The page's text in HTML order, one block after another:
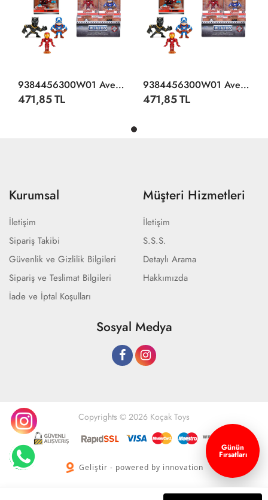
9384456300W01 Avengers Single Pack Figures 2 5 4-Sort
471,85 TL
9384456300W01 Avengers Single Pack Figures 2 5 4-Sort
471,85 TL
Kurumsal
İletişim
Sipariş Takibi
Güvenlik ve Gizlilik Bilgileri
Sipariş ve Teslimat Bilgileri
İade ve İptal Koşulları
Müşteri Hizmetleri
İletişim
S.S.S.
Detaylı Arama
Hakkımızda
Sosyal Medya
Copyrights © 2026 Koçak Toys
Geliştir - powered by innovation
Günün
Fırsatları